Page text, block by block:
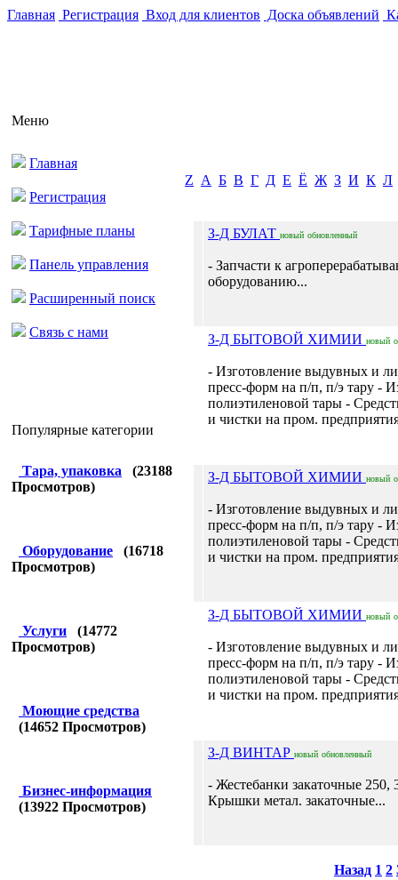
Главная Регистрация Вход для клиентов Доска объявлений
Меню
Главная
Регистрация
Тарифные планы
Панель управления
Расширенный поиск
Связь с нами
Популярные категории
Тара, упаковка (23188
Просмотров)
Оборудование (16718
Просмотров)
Услуги (14772
Просмотров)
Моющие средства
(14652 Просмотров)
Бизнес-информация
(13922 Просмотров)
Z А Б В Г Д Е Ё Ж З И К Л
З-Д БУЛАТ новый обновленный
- Запчасти к
оборудованию...
З-Д БЫТОВОЙ ХИМИИ новый
- Изготовление выдувных и
пресс-форм на п/п, п/э тару -
полиэтиленовой тары -
и чистки на пром.
З-Д БЫТОВОЙ ХИМИИ новый
- Изготовление выдувных и
пресс-форм на п/п, п/э тару -
полиэтиленовой тары -
и чистки на пром.
З-Д БЫТОВОЙ ХИМИИ новый
- Изготовление выдувных и
пресс-форм на п/п, п/э тару -
полиэтиленовой тары -
и чистки на пром.
З-Д ВИНТАР новый обновленный
- Жестебанки закаточные 250,
Крышки метал. закаточные...
Назад 1 2